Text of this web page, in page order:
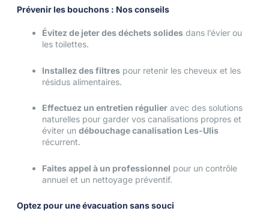
Prévenir les bouchons : Nos conseils
Évitez de jeter des déchets solides dans l’évier ou
les toilettes.
Installez des filtres pour retenir les cheveux et les
résidus alimentaires.
Effectuez un entretien régulier avec des solutions
naturelles pour garder vos canalisations propres et
éviter un débouchage canalisation Les-Ulis
récurrent.
Faites appel à un professionnel pour un contrôle
annuel et un nettoyage préventif.
Optez pour une évacuation sans souci